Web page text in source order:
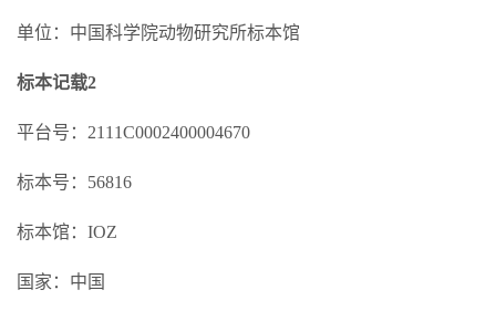
单位：中国科学院动物研究所标本馆
标本记载2
平台号：2111C0002400004670
标本号：56816
标本馆：IOZ
国家：中国